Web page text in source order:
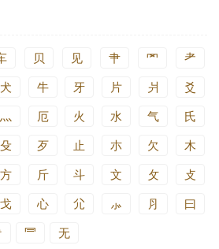
贝 见 肀 罓 耂
犬 牛 牙 片 爿 爻
灬 厄 火 水 气 氏
殳 歹 止 朩 欠 木
方 斤 斗 文 攵 攴
戈 心 尣 ⺗ ⺼ 曰
⺜ 无